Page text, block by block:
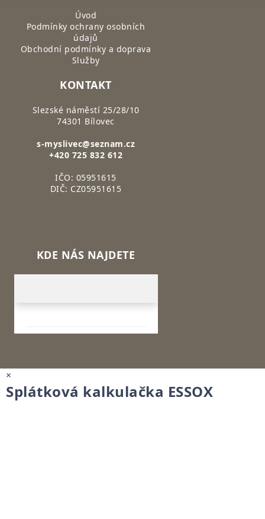
Úvod
Podmínky ochrany osobních
údajů
Obchodní podmínky a doprava
Služby
KONTAKT
Slezské náměstí 25/28/10
74301 Bílovec
s-myslivec@seznam.cz
+420 725 832 612
IČO: 05951615
DIČ: CZ05951615
KDE NÁS NAJDETE
×
Splátková kalkulačka ESSOX